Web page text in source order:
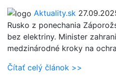
Aktuality.sk
Rusko z ponechania
bez elektriny. Minister
medzinárodné kroky na
Čítať celý článok >>